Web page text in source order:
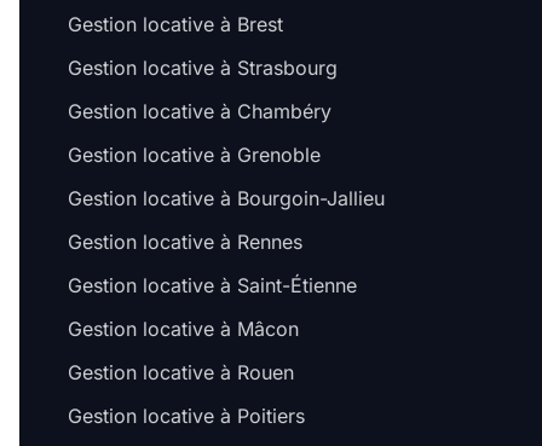
Gestion locative à Brest
Gestion locative à Strasbourg
Gestion locative à Chambéry
Gestion locative à Grenoble
Gestion locative à Bourgoin-Jallieu
Gestion locative à Rennes
Gestion locative à Saint-Étienne
Gestion locative à Mâcon
Gestion locative à Rouen
Gestion locative à Poitiers